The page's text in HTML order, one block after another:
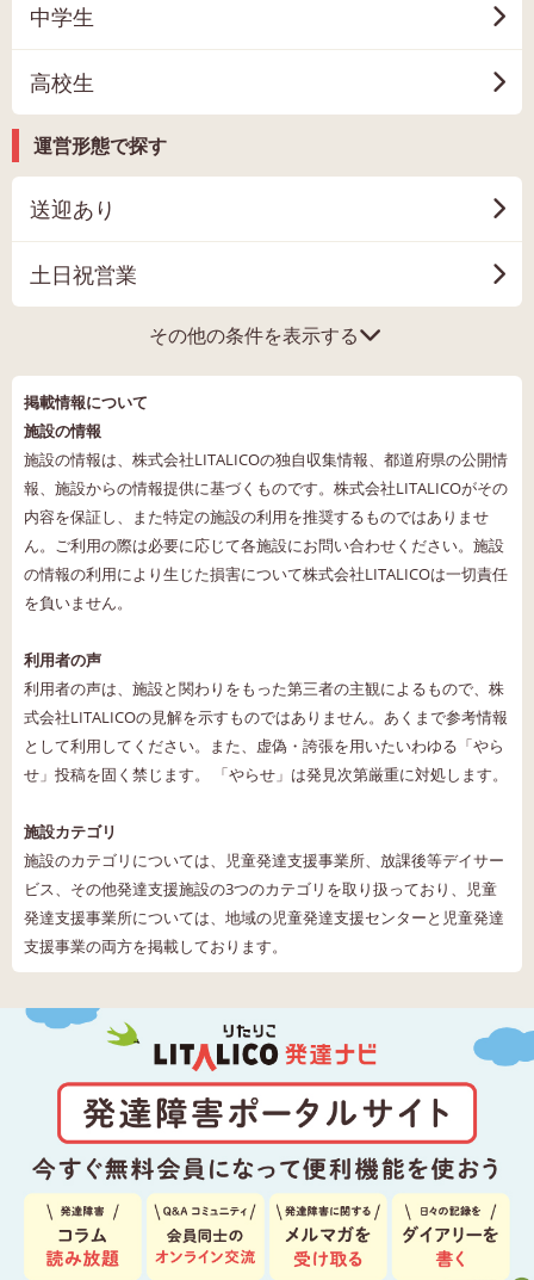
中学生
高校生
運営形態で探す
送迎あり
土日祝営業
その他の条件を表示する
掲載情報について
施設の情報
施設の情報は、株式会社LITALICOの独自収集情報、都道府県の公開情
報、施設からの情報提供に基づくものです。株式会社LITALICOがその
内容を保証し、また特定の施設の利用を推奨するものではありませ
ん。ご利用の際は必要に応じて各施設にお問い合わせください。施設
の情報の利用により生じた損害について株式会社LITALICOは一切責任
を負いません。
利用者の声
利用者の声は、施設と関わりをもった第三者の主観によるもので、株
式会社LITALICOの見解を示すものではありません。あくまで参考情報
として利用してください。また、虚偽・誇張を用いたいわゆる「やら
せ」投稿を固く禁じます。 「やらせ」は発見次第厳重に対処します。
施設カテゴリ
施設のカテゴリについては、児童発達支援事業所、放課後等デイサー
ビス、その他発達支援施設の3つのカテゴリを取り扱っており、児童
発達支援事業所については、地域の児童発達支援センターと児童発達
支援事業の両方を掲載しております。